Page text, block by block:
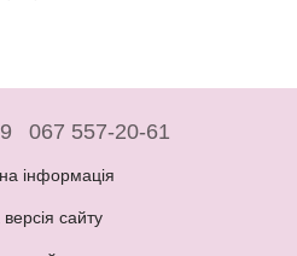
067 557-20-61
інформація
сайту